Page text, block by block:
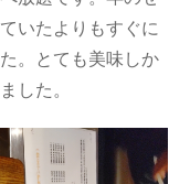
いたよりもすぐに
。とても美味しか
した。